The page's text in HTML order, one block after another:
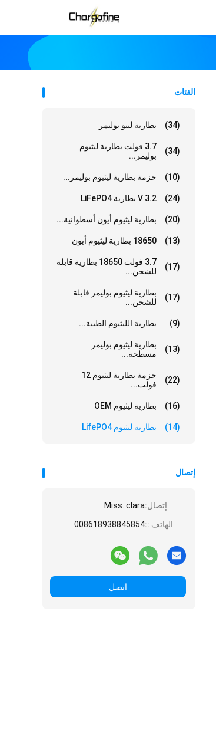
الفئات
بطارية ليبو بوليمر (34)
3.7 فولت بطارية ليثيوم
بوليمر...
(34)
حزمة بطارية ليثيوم بوليمر... (10)
3.2 V بطارية LiFePO4 (24)
بطارية ليثيوم أيون أسطوانية... (20)
18650 بطارية ليثيوم أيون (13)
3.7 فولت 18650 بطارية قابلة
للشحن...
(17)
بطارية ليثيوم بوليمر قابلة
للشحن...
(17)
بطارية الليثيوم الطبية... (9)
بطارية ليثيوم بوليمر
مسطحة...
(13)
حزمة بطارية ليثيوم 12
فولت...
(22)
بطارية ليثيوم OEM (16)
بطارية ليثيوم LifePO4 (14)
إتصال
إتصال:Miss. clara
الهاتف ::008618938845854
اتصل